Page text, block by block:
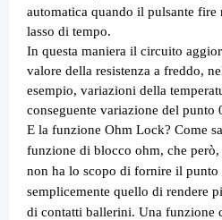
automatica quando il pulsante fire
lasso di tempo.
In questa maniera il circuito
valore della resistenza a freddo,
esempio, variazioni della
conseguente variazione del punto
E la funzione Ohm Lock? Come
funzione di blocco ohm, che
non ha lo scopo di fornire il punto
semplicemente quello di rendere
di contatti ballerini. Una funzione